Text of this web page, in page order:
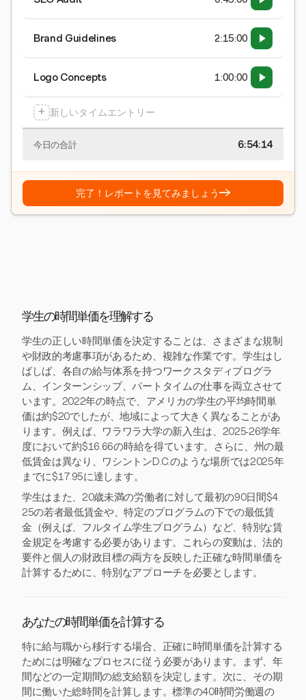
Brand Guidelines 2:15:00
Logo Concepts 1:00:00
+ 新しいタイムエントリー
今日の合計 6:54:15
完了！レポートを見てみましょう→
学生の時間単価を理解する
学生の正しい時間単価を決定することは、さまざまな規制
や財政的考慮事項があるため、複雑な作業です。学生はし
ばしば、各自の給与体系を持つワークスタディプログラ
ム、インターンシップ、パートタイムの仕事を両立させて
います。2022年の時点で、アメリカの学生の平均時間単
価は約$20でしたが、地域によって大きく異なることがあ
ります。例えば、ワラワラ大学の新入生は、2025-26学年
度において約$16.66の時給を得ています。さらに、州の最
低賃金は異なり、ワシントンD.C.のような場所では2025年
までに$17.95に達します。
学生はまた、20歳未満の労働者に対して最初の90日間$4.
25の若者最低賃金や、特定のプログラムの下での最低賃
金（例えば、フルタイム学生プログラム）など、特別な賃
金規定を考慮する必要があります。これらの変動は、法的
要件と個人の財政目標の両方を反映した正確な時間単価を
計算するために、特別なアプローチを必要とします。
あなたの時間単価を計算する
特に給与職から移行する場合、正確に時間単価を計算する
ためには明確なプロセスに従う必要があります。まず、年
間などの一定期間の総支給額を決定します。次に、その期
間に働いた総時間を計算します。標準の40時間労働週の